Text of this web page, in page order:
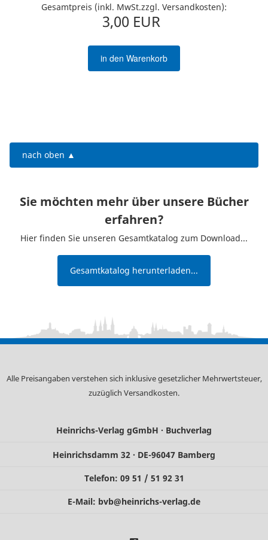
Gesamtpreis (inkl. MwSt.zzgl. Versandkosten):
3,00 EUR
in den Warenkorb
nach oben ▲
Sie möchten mehr über unsere Bücher
erfahren?
Hier finden Sie unseren Gesamtkatalog zum Download...
Gesamtkatalog herunterladen...
Alle Preisangaben verstehen sich inklusive gesetzlicher Mehrwertsteuer,
zuzüglich Versandkosten.
Heinrichs-Verlag gGmbH · Buchverlag
Heinrichsdamm 32 · DE-96047 Bamberg
Telefon: 09 51 / 51 92 31
E-Mail: bvb@heinrichs-verlag.de